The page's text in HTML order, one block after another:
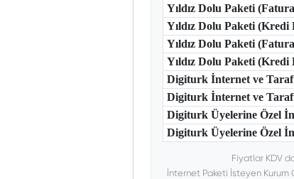
Yıldız Dolu Paketi
Yıldız Dolu Paketi
Yıldız Dolu Paketi
Yıldız Dolu Paketi
Digiturk İnternet ve
Digiturk İnternet ve
Digiturk Üyelerine Özel
Digiturk Üyelerine Özel
Fiyatlar KDV
İnternet Paketi İsteyen Kurum